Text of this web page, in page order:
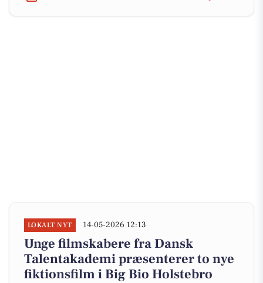
LOKALT NYT 14-05-2026 12:13
Unge filmskabere fra Dansk
Talentakademi præsenterer to nye
fiktionsfilm i Big Bio Holstebro